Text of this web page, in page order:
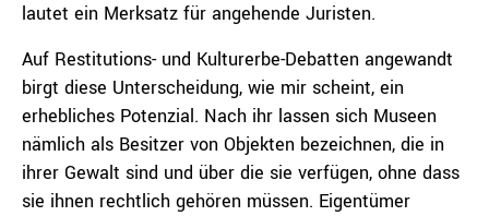
lautet ein Merksatz für angehende Juristen.
Auf Restitutions- und Kulturerbe-Debatten angewandt
birgt diese Unterscheidung, wie mir scheint, ein
erhebliches Potenzial. Nach ihr lassen sich Museen
nämlich als Besitzer von Objekten bezeichnen, die in
ihrer Gewalt sind und über die sie verfügen, ohne dass
sie ihnen rechtlich gehören müssen. Eigentümer